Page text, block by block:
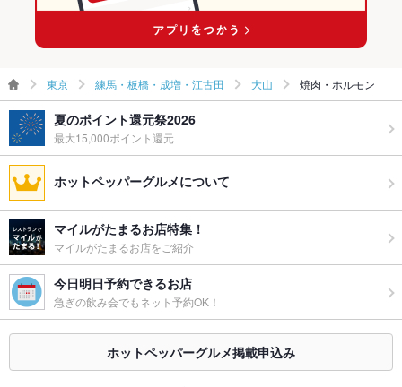
東京 練馬・板橋・成増・江古田 大山 焼肉・ホルモン
夏のポイント還元祭2026
最大15,000ポイント還元
ホットペッパーグルメについて
マイルがたまるお店特集！
マイルがたまるお店をご紹介
今日明日予約できるお店
急ぎの飲み会でもネット予約OK！
ホットペッパーグルメ掲載申込み